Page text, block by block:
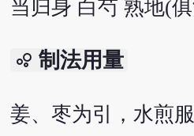
当归身 白芍 熟地(
bubble_chart 制法用量
姜、枣为引，水煎服